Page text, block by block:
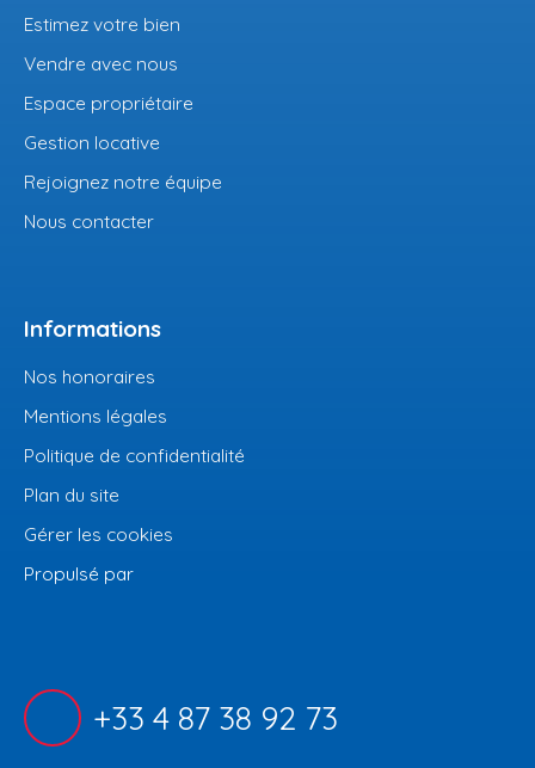
Estimez votre bien
Vendre avec nous
Espace propriétaire
Gestion locative
Rejoignez notre équipe
Nous contacter
Informations
Nos honoraires
Mentions légales
Politique de confidentialité
Plan du site
Gérer les cookies
Propulsé par
+33 4 87 38 92 73